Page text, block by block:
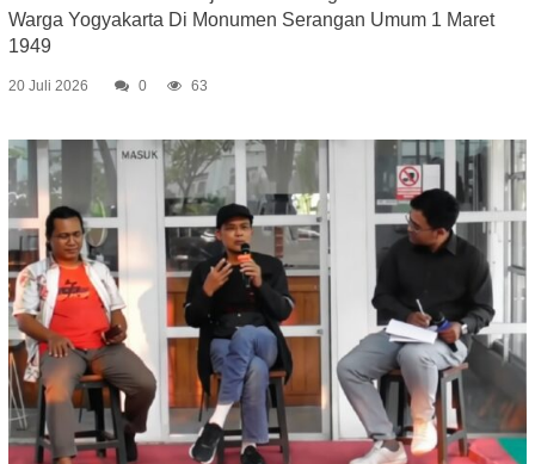
Warga Yogyakarta Di Monumen Serangan Umum 1 Maret
1949
20 Juli 2026 0 63